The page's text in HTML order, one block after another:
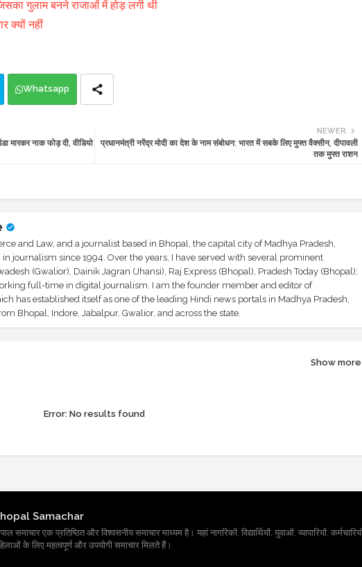
गुलाम बनने राजाओं में होड़ लगी थी
क्यों नहीं
Whatsapp
NEWER
प्रधानमंत्री नरेंद्र मोदी का देश के नाम संबोधन: भारत में सबके लिए मुफ्त वैक्सीन, दीपावली
तक मुफ्त राशन
मारकर नाक फोड़ दी, वीडियो
and Law, and a journalist based in Bhopal, the capital city of Madhya Pradesh,
journalism since 1994. Over the years, I have served with several prominent
(Gwalior), Dainik Jagran (Jhansi), Raj Express (Bhopal), Pradesh Today (Bhopal);
full-time in digital journalism. I am the founder member and editor of
has established itself as one of the leading Hindi news portals in Madhya Pradesh,
Bhopal, Indore, Jabalpur, Gwalior, and across the state.
Show more
Error:No results found
Samachar
समाचार एक प्रतिष्ठित और विश्वसनीय समाचार माध्यम है। यहां नागरिकों, विद्यार्थियों, युवाओं, व्यापारियों,
के लिए महत्वपूर्ण और उपयोगी समाचार मिलते हैं।